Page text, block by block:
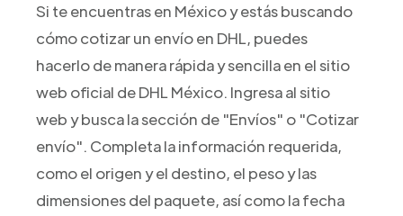
Si te encuentras en México y estás buscando
cómo cotizar un envío en DHL, puedes
hacerlo de manera rápida y sencilla en el sitio
web oficial de DHL México. Ingresa al sitio
web y busca la sección de "Envíos" o "Cotizar
envío". Completa la información requerida,
como el origen y el destino, el peso y las
dimensiones del paquete, así como la fecha